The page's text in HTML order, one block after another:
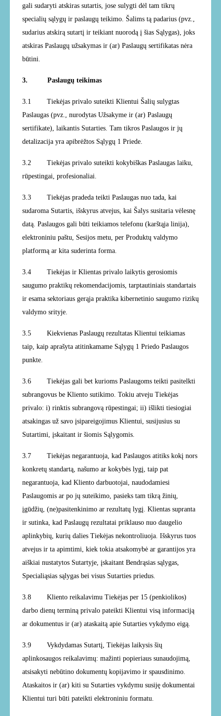
gali sudaryti atskiras sutartis, jose sulygti dėl tam tikrų
specialių sąlygų ir paslaugų teikimo. Šalims tą padarius (pvz.,
sudarius atskirą sutartį ir teikiant nuorodą į šias Sąlygas), joks
atskiras Paslaugų užsakymas ir (ar) Paslaugų sertifikatas nėra
būtini.
3. Paslaugų teikimas
3.1 Tiekėjas privalo suteikti Klientui Šalių sulygtas
Paslaugas (pvz., nurodytas Užsakyme ir (ar) Paslaugų
sertifikate), laikantis Sutarties. Tam tikros Paslaugos ir jų
detalizacija yra apibrėžtos Sąlygų 1 Priede.
3.2 Tiekėjas privalo suteikti kokybiškas Paslaugas laiku,
rūpestingai, profesionaliai.
3.3 Tiekėjas pradeda teikti Paslaugas nuo tada, kai
sudaroma Sutartis, išskyrus atvejus, kai Šalys susitaria vėlesnę
datą. Paslaugos gali būti teikiamos telefonu (karštąja linija),
elektroniniu paštu, Sesijos metu, per Produktų valdymo
platformą ar kita suderinta forma.
3.4 Tiekėjas ir Klientas privalo laikytis gerosiomis
saugumo praktikų rekomendacijomis, tarptautiniais standartais
ir esama sektoriaus gerąja praktika kibernetinio saugumo rizikų
valdymo srityje.
3.5 Kiekvienas Paslaugų rezultatas Klientui teikiamas
taip, kaip aprašyta atitinkamame Sąlygų 1 Priedo Paslaugos
punkte.
3.6 Tiekėjas gali bet kurioms Paslaugoms teikti pasitelkti
subrangovus be Kliento sutikimo. Tokiu atveju Tiekėjas
privalo: i) rinktis subrangovą rūpestingai; ii) išlikti tiesiogiai
atsakingas už savo įsipareigojimus Klientui, susijusius su
Sutartimi, įskaitant ir šiomis Sąlygomis.
3.7 Tiekėjas negarantuoja, kad Paslaugos atitiks kokį nors
konkretų standartą, našumo ar kokybės lygį, taip pat
negarantuoja, kad Kliento darbuotojai, naudodamiesi
Paslaugomis ar po jų suteikimo, pasieks tam tikrą žinių,
įgūdžių, (ne)pasitenkinimo ar rezultatų lygį. Klientas supranta
ir sutinka, kad Paslaugų rezultatai priklauso nuo daugelio
aplinkybių, kurių dalies Tiekėjas nekontroliuoja. Išskyrus tuos
atvejus ir ta apimtimi, kiek tokia atsakomybė ar garantijos yra
aiškiai nustatytos Sutartyje, įskaitant Bendrąsias sąlygas,
Specialiąsias sąlygas bei visus Sutarties priedus.
3.8 Kliento reikalavimu Tiekėjas per 15 (penkiolikos)
darbo dienų terminą privalo pateikti Klientui visą informaciją
ar dokumentus ir (ar) ataskaitą apie Sutarties vykdymo eigą.
3.9 Vykdydamas Sutartį, Tiekėjas laikysis šių
aplinkosaugos reikalavimų: mažinti popieriaus sunaudojimą,
atsisakyti nebūtino dokumentų kopijavimo ir spausdinimo.
Ataskaitos ir (ar) kiti su Sutarties vykdymu susiję dokumentai
Klientui turi būti pateikti elektroniniu formatu.